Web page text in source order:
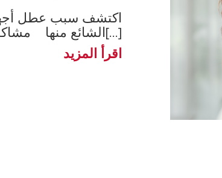
اكتشف سبب عطل
الشائع منها مشاكل سخان الم[...]
اقرأ المزيد